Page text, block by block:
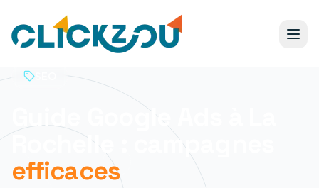
Guide Google Ads à La
Rochelle : campagnes
efficaces